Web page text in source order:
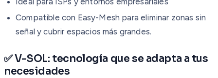
Compatible con Easy-Mesh para eliminar zonas sin
señal y cubrir espacios más grandes.
✅ V-SOL: tecnología que se adapta a tus
necesidades